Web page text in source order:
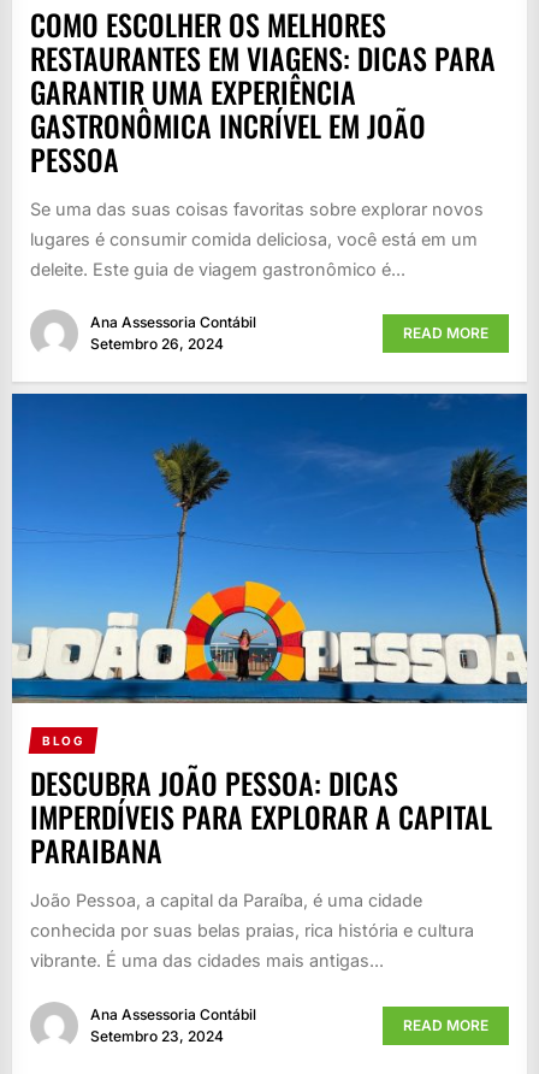
COMO ESCOLHER OS MELHORES
RESTAURANTES EM VIAGENS: DICAS PARA
GARANTIR UMA EXPERIÊNCIA
GASTRONÔMICA INCRÍVEL EM JOÃO
PESSOA
Se uma das suas coisas favoritas sobre explorar novos
lugares é consumir comida deliciosa, você está em um
deleite. Este guia de viagem gastronômico é...
Ana Assessoria Contábil
Setembro 26, 2024
READ MORE
BLOG
DESCUBRA JOÃO PESSOA: DICAS
IMPERDÍVEIS PARA EXPLORAR A CAPITAL
PARAIBANA
João Pessoa, a capital da Paraíba, é uma cidade
conhecida por suas belas praias, rica história e cultura
vibrante. É uma das cidades mais antigas...
Ana Assessoria Contábil
Setembro 23, 2024
READ MORE